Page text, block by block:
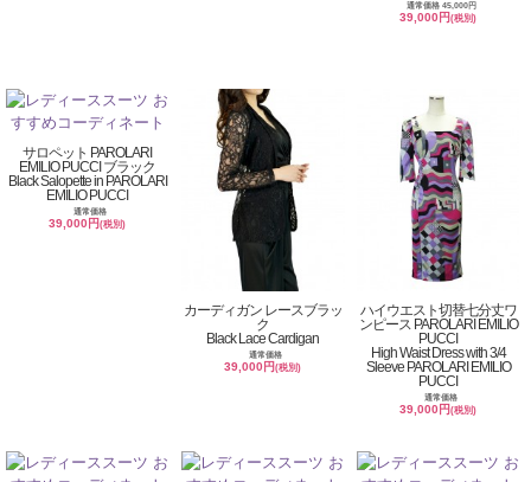
通常価格 45,000円
39,000円(税別)
サロペット PAROLARI
EMILIO PUCCI ブラック
Black Salopette in PAROLARI
EMILIO PUCCI
通常価格
39,000円(税別)
カーディガン レースブラッ
ク
Black Lace Cardigan
通常価格
39,000円(税別)
ハイウエスト切替七分丈ワ
ンピース PAROLARI EMILIO
PUCCI
High Waist Dress with 3/4
Sleeve PAROLARI EMILIO
PUCCI
通常価格
39,000円(税別)